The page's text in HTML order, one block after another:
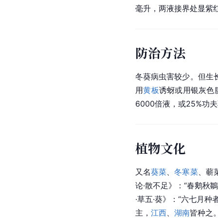
毫升，两液接界处显紫
防治方法
冬葵病虫害较少。但生
用黄板诱蚜或用银灰色
6000倍液，或25%功
植物文化
又名葵菜 、冬寒菜、蕲
论·散不足》：“春鹅秋鶵
·草五·葵》：“六七月种
主， 江西 湖南皆种之